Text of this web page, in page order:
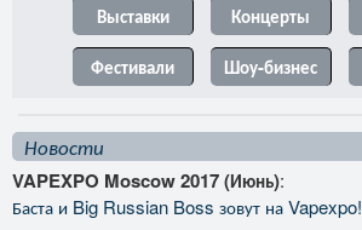
Выставки Концерты
Фестивали
Шоу-бизнес
Новости
VAPEXPO Moscow 2017 (Июнь):
Баста и Big Russian Boss зовут на Vapexpo!